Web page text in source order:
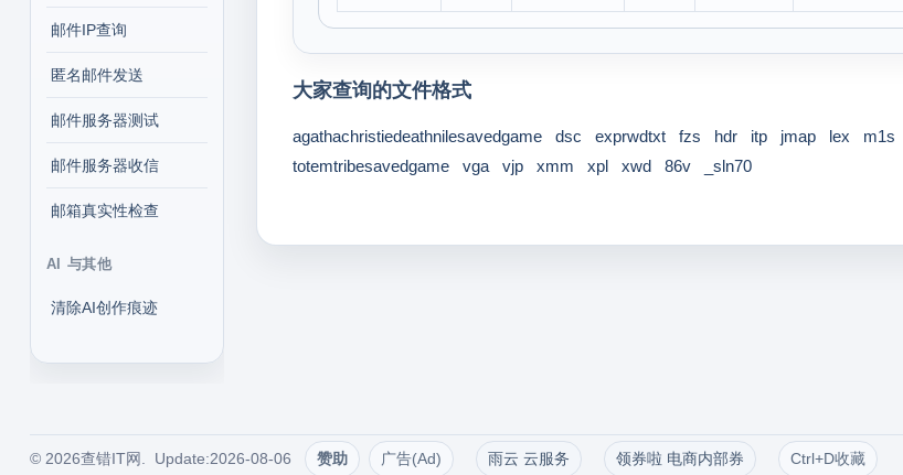
邮件IP查询
匿名邮件发送
邮件服务器测试
邮件服务器收信
邮箱真实性检查
AI 与其他
清除AI创作痕迹
大家查询的文件格式
agathachristiedeathnilesavedgame dsc exprwdtxt fzs hdr itp jmap lex m1s
totemtribesavedgame
vga vjp xmm xpl xwd 86v _sln70
© 2026查错IT网. Update:2026-08-06 赞助 广告(Ad) 雨云 云服务 领券啦 电商内部券 Ctrl+D收藏